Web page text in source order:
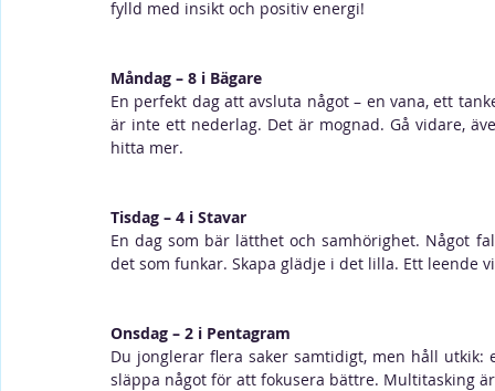
fylld med insikt och positiv energi!
Måndag – 8 i Bägare
En perfekt dag att avsluta något – en vana, ett
är inte ett nederlag. Det är mognad. Gå vidare,
hitta mer.
Tisdag – 4 i Stavar
En dag som bär lätthet och samhörighet. Något
det som funkar. Skapa glädje i det lilla. Ett
Onsdag – 2 i Pentagram
Du jonglerar flera saker samtidigt, men håll
släppa något för att fokusera bättre. Multitasking